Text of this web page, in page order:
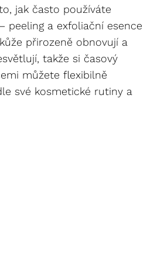
jak často používáte
peeling a exfoliační esence
přirozeně obnovují a
takže si časový
můžete flexibilně
své kosmetické rutiny a